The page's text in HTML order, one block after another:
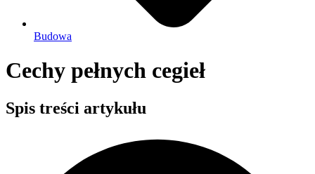
Budowa
Cechy pełnych cegieł
Spis treści artykułu